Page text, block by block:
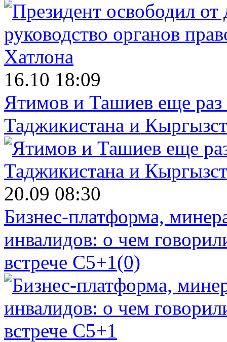
16.10 18:09
Ятимов и Ташиев еще раз
Таджикистана и
20.09 08:30
Бизнес-платформа,
инвалидов: о чем
встрече C5+1(0)